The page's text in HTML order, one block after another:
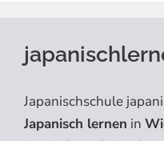
Japanischschule
Japanisch lernen in